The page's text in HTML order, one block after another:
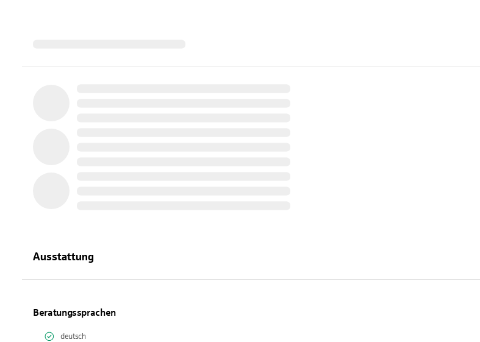
Ausstattung
Beratungssprachen
deutsch